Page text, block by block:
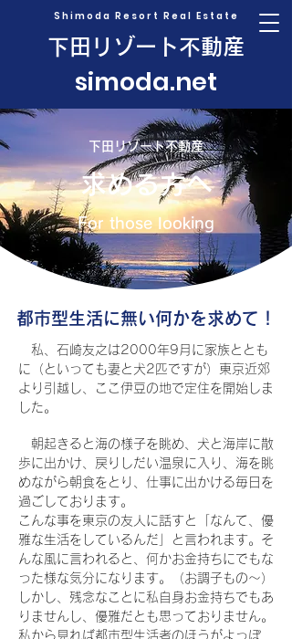
Shimoda Resort Real Estate
下田リゾート不動産
simoda.net
下田リゾート不動産
求める方へ
For those looking
都市型生活に無い何かを求めて！
私、石崎友之は2000年9月に家族ととも
に（といっても妻と犬2匹ですが）東京近郊
より引越し、ここ伊豆の地で定住を開始しま
した。
朝起きると海の様子を眺め、犬と海岸に散
歩に出かけ、戻りしだい温泉に入り、海を眺
めながら朝食をとり、仕事に出かける毎日を
過ごしております。
こんな事を東京の友人に話すと「なんて、優
雅な生活をしているんだ」と言われます。そ
んな風に言われると、何かお金持ちにでもな
った様な気分になります。（お調子もの～）
しかし、残念なことに私自身お金持ちでもあ
りませんし、優雅だとも思っておりません。
私から見れば都市型生活者のほうがよっぽ